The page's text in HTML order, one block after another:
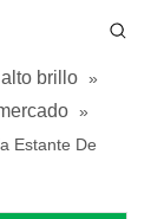
brillo »
»
Estante De